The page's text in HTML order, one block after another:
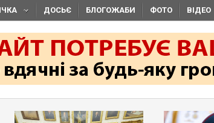
ДОСЬЄ БЛОГОЖАБИ ФОТО ВІДЕО